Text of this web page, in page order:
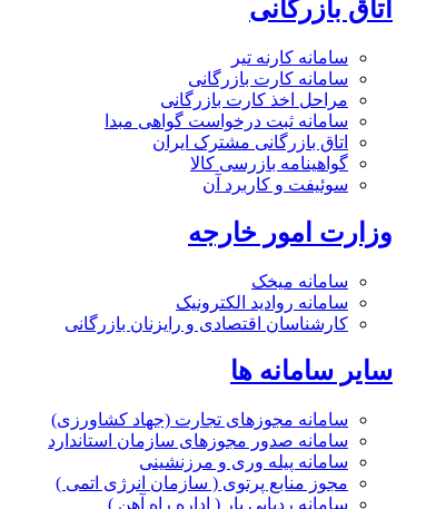
اتاق بازرگانی
سامانه کارنه تیر
سامانه کارت بازرگانی
مراحل اخذ کارت بازرگانی
سامانه ثبت درخواست گواهی مبدا
اتاق بازرگانی مشترک ایران
گواهینامه بازرسی کالا
سوئیفت و کاربرد آن
وزارت امور خارجه
سامانه میخک
سامانه روادید الکترونیک
کارشناسان اقتصادی و رایزنان بازرگانی
سایر سامانه ها
سامانه مجوزهای تجارت (جهاد کشاورزی)
سامانه صدور مجوزهای سازمان استاندارد
سامانه پیله وری و مرزنشینی
مجوز منابع پرتوی ( سازمان انرژی اتمی )
سامانه ردیابی بار ( اداره راه آهن )